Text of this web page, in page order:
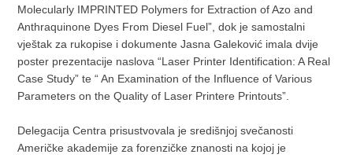
Molecularly IMPRINTED Polymers for Extraction of Azo and
Anthraquinone Dyes From Diesel Fuel”, dok je samostalni
vještak za rukopise i dokumente Jasna Galeković imala dvije
poster prezentacije naslova “Laser Printer Identification: A Real
Case Study” te “ An Examination of the Influence of Various
Parameters on the Quality of Laser Printere Printouts”.
Delegacija Centra prisustvovala je središnjoj svečanosti
Američke akademije za forenzičke znanosti na kojoj je